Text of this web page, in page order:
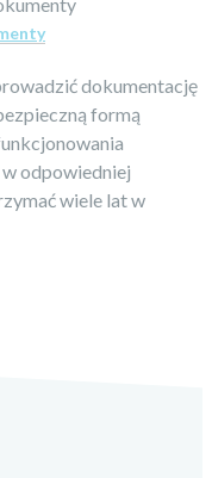
dokumentację
formą
odpowiedniej
wiele lat w